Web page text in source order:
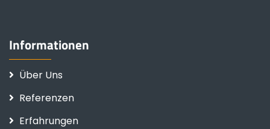
Informationen
Über Uns
Referenzen
Erfahrungen